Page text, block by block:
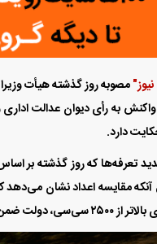
مصوبه روز گذشته هیأت
به رأی دیوان عدالت
دارد.
را نیز در تعرفه‌ها اعمال کرده است.